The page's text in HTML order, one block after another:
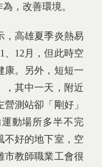
，改善環境。
，高雄夏季炎熱易
、12月，但此時空
康。另外，短短一
，其中一天，附近
測站卻「剛好」
動場所多半不完
不好的地下室，空
市教師職業工會很